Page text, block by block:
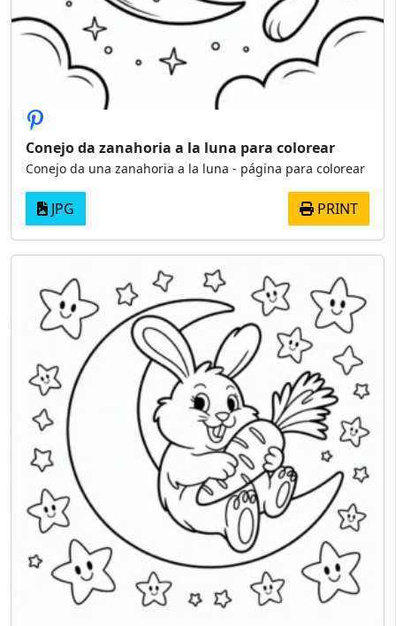
Conejo da zanahoria a la luna para colorear
Conejo da una zanahoria a la luna - página para colorear
JPG PRINT